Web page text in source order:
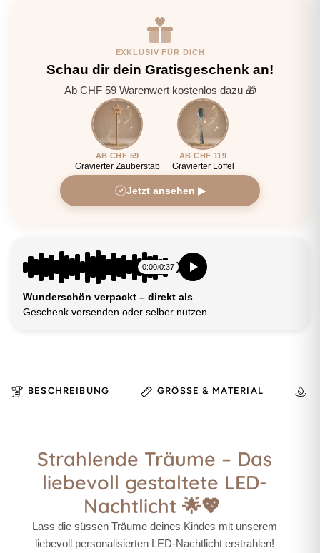
EXKLUSIV FÜR DICH
Schau dir dein Gratisgeschenk an!
Ab CHF 59 Warenwert kostenlos dazu 🎁
AB CHF 59
Gravierter Zauberstab
AB CHF 119
Gravierter Löffel
Jetzt ansehen ▶
0:00/0:37
Wunderschön verpackt – direkt als
Geschenk versenden oder selber nutzen
BESCHREIBUNG GRÖSSE & MATERIAL
Strahlende Träume – Das
liebevoll gestaltete LED-
Nachtlicht 🌟💖
Lass die süssen Träume deines Kindes mit unserem
liebevoll personalisierten LED-Nachtlicht erstrahlen!